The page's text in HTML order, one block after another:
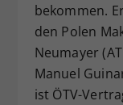
bekommen.
den Polen
Neumayer
Manuel
ist ÖTV-